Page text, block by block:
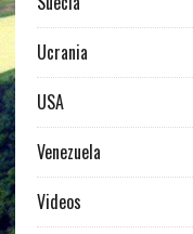
Ucrania
USA
Venezuela
Videos